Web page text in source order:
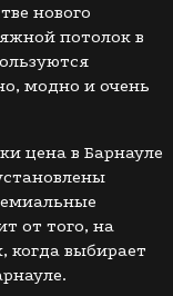
нового
потолок в
модно и очень
цена в Барнауле
от того, на
когда выбирает